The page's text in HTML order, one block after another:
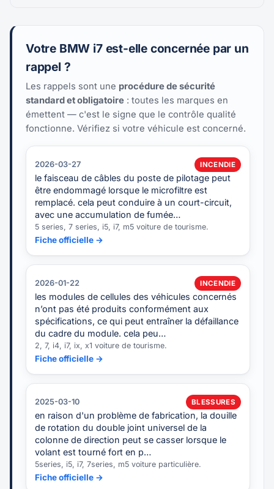
Votre BMW i7 est-elle concernée par un
rappel ?
Les rappels sont une procédure de sécurité
standard et obligatoire : toutes les marques en
émettent — c'est le signe que le contrôle qualité
fonctionne. Vérifiez si votre véhicule est concerné.
2026-03-27 INCENDIE
le faisceau de câbles du poste de pilotage peut
être endommagé lorsque le microfiltre est
remplacé. cela peut conduire à un court-circuit,
avec une accumulation de fumée…
5 series, 7 series, i5, i7, m5 voiture de tourisme.
Fiche officielle →
2026-01-22 INCENDIE
les modules de cellules des véhicules concernés
n’ont pas été produits conformément aux
spécifications, ce qui peut entraîner la défaillance
du cadre du module. cela peu…
2, 7, i4, i7, ix, x1 voiture de tourisme.
Fiche officielle →
2025-03-10 BLESSURES
en raison d'un problème de fabrication, la douille
de rotation du double joint universel de la
colonne de direction peut se casser lorsque le
volant est tourné fort en p…
5series, i5, i7, 7series, m5 voiture particulière.
Fiche officielle →